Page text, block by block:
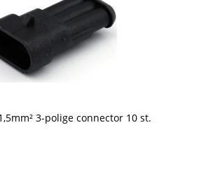
3-polige connector 10 st.